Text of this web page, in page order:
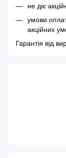
не діє
умови
акційних
Гарантія від